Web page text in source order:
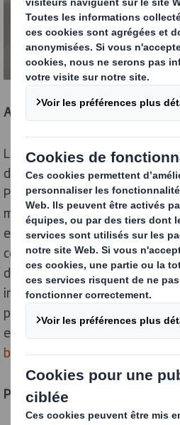
Aie confiance…
La technologie blockchain
domaine monétaire pour
Parmi ceux-là, le secteur agro-
manière efficace de renforcer
et d’accélérer l’identification
contamination : chaque acteur
d’approvisionnement indique,
informations de traçabilité le
produit « du champ à l’assiette
en substance Carrefour,
blockchain alimentaire
Poulet fliqué